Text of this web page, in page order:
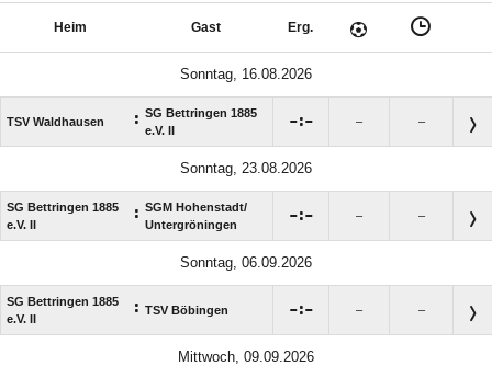
Heim Gast Erg.
Sonntag, 16.08.2026
TSV Waldhausen : SG Bettringen 1885
e.V. II
: – –
Sonntag, 23.08.2026
SG Bettringen 1885
e.V. II
: SGM Hohenstadt/​
Untergröningen
: – –
Sonntag, 06.09.2026
SG Bettringen 1885
e.V. II
: TSV Böbingen : – –
Mittwoch, 09.09.2026